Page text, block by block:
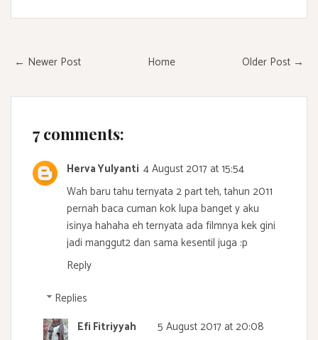
← Newer Post Older Post →
Home
7 comments:
Herva Yulyanti 4 August 2017 at 15:54
Wah baru tahu ternyata 2 part teh, tahun 2011
pernah baca cuman kok lupa banget y aku
isinya hahaha eh ternyata ada filmnya kek gini
jadi manggut2 dan sama kesentil juga :p
Reply
Replies
Efi Fitriyyah
5 August 2017 at 20:08